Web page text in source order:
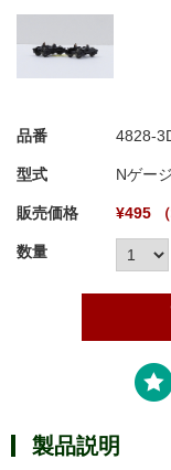
品番 4828-
型式 Nゲージ
販売価格 ¥495 （
数量
製品説明